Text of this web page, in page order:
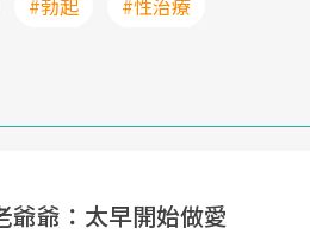
#勃起 #性治療
爺爺：太早開始做愛